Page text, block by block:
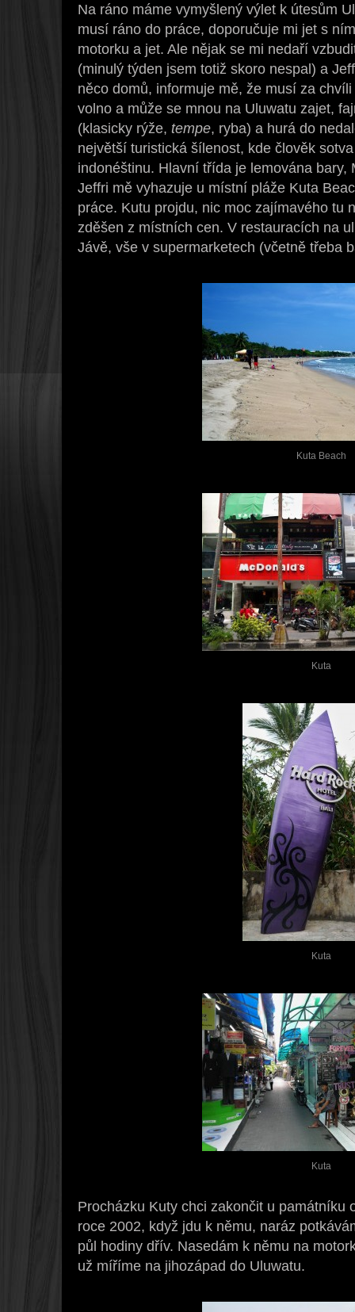
Na ráno máme vymyšlený výlet k útesům
musí ráno do práce, doporučuje mi jet s
motorku a jet. Ale nějak se mi nedaří
(minulý týden jsem totiž skoro nespal) a
něco domů, informuje mě, že musí za
volno a může se mnou na Uluwatu zajet,
(klasicky rýže, tempe, ryba) a hurá do
největší turistická šílenost, kde člověk
indonéštinu. Hlavní třída je lemována bary,
Jeffri mě vyhazuje u místní pláže Kuta
práce. Kutu projdu, nic moc zajímavého tu
zděšen z místních cen. V restauracích na
Jávě, vše v supermarketech (včetně třeba
Kuta Beach
Kuta
Kuta
Kuta
Procházku Kuty chci zakončit u památníku
roce 2002, když jdu k němu, naráz
půl hodiny dřív. Nasedám k němu na
už míříme na jihozápad do Uluwatu.